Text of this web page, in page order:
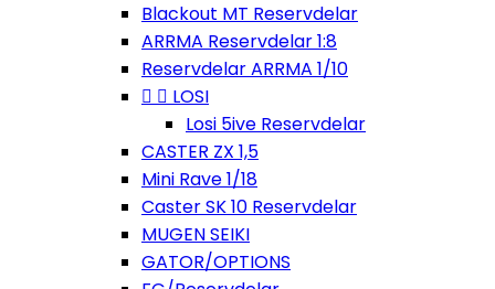
Blackout MT Reservdelar
ARRMA Reservdelar 1:8
Reservdelar ARRMA 1/10
  LOSI
Losi 5ive Reservdelar
CASTER ZX 1,5
Mini Rave 1/18
Caster SK 10 Reservdelar
MUGEN SEIKI
GATOR/OPTIONS